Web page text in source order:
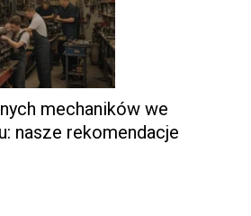
mechaników we
nasze rekomendacje